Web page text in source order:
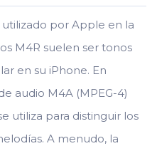
por Apple en la
M4R suelen ser tonos
en su iPhone. En
audio M4A (MPEG-4)
utiliza para distinguir los
A menudo, la